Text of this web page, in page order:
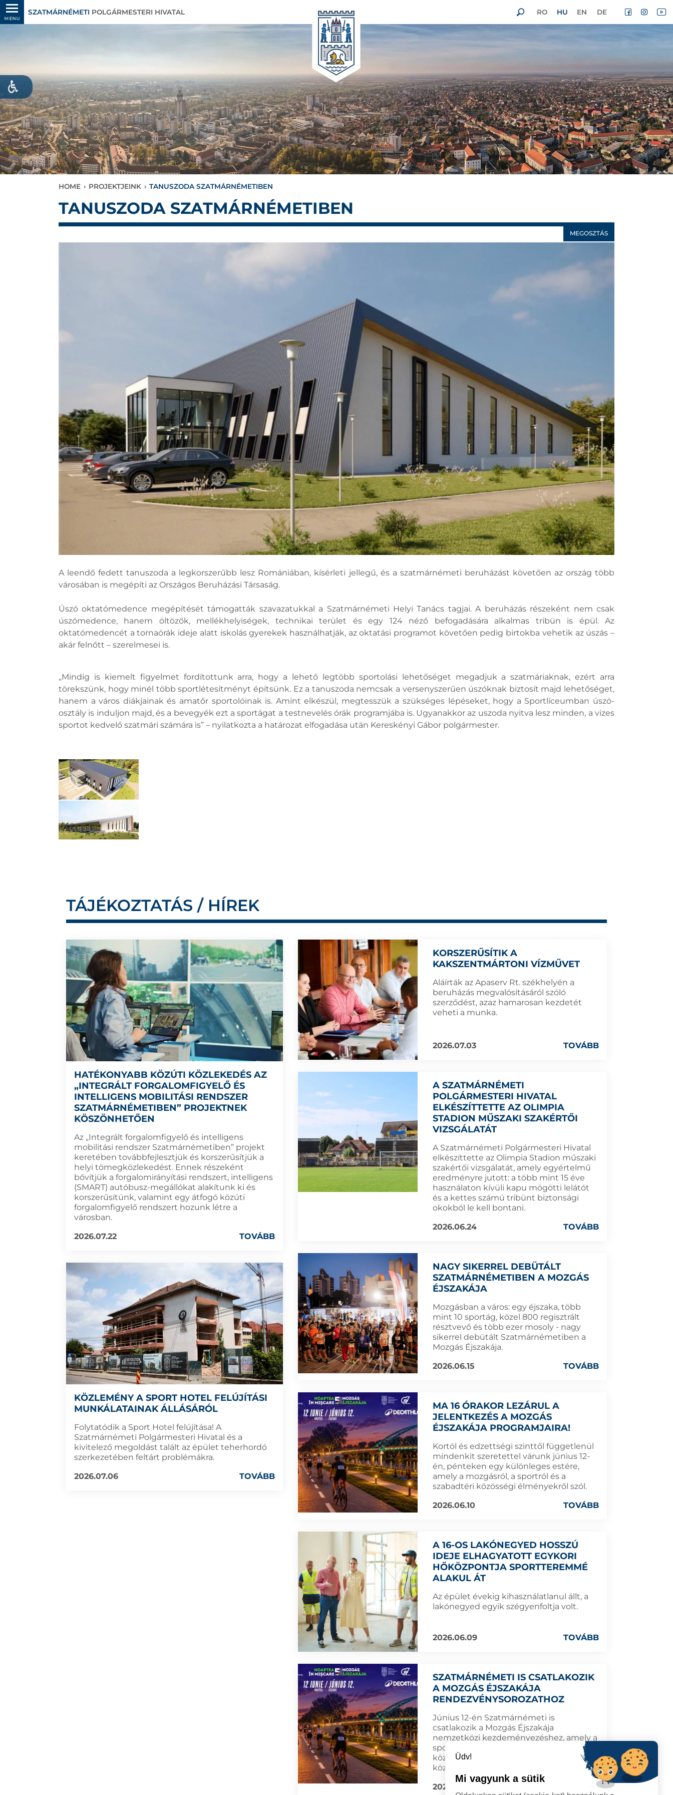
MENU
SZATMÁRNÉMETI POLGÁRMESTERI HIVATAL RO HU EN DE
HOME › PROJEKTJEINK › TANUSZODA SZATMÁRNÉMETIBEN
TANUSZODA SZATMÁRNÉMETIBEN
MEGOSZTÁS
A leendő fedett tanuszoda a legkorszerűbb lesz Romániában, kísérleti jellegű, és a szatmárnémeti beruházást követően az ország több
városában is megépíti az Országos Beruházási Társaság.
Úszó oktatómedence megépítését támogatták szavazatukkal a Szatmárnémeti Helyi Tanács tagjai. A beruházás részeként nem csak
úszómedence, hanem öltözők, mellékhelyiségek, technikai terület és egy 124 néző befogadására alkalmas tribün is épül. Az
oktatómedencét a tornaórák ideje alatt iskolás gyerekek használhatják, az oktatási programot követően pedig birtokba vehetik az úszás –
akár felnőtt – szerelmesei is.
„Mindig is kiemelt figyelmet fordítottunk arra, hogy a lehető legtöbb sportolási lehetőséget megadjuk a szatmáriaknak, ezért arra
törekszünk, hogy minél több sportlétesítményt építsünk. Ez a tanuszoda nemcsak a versenyszerűen úszóknak biztosít majd lehetőséget,
hanem a város diákjainak és amatőr sportolóinak is. Amint elkészül, megtesszük a szükséges lépéseket, hogy a Sportlíceumban úszó-
osztály is induljon majd, és a bevegyék ezt a sportágat a testnevelés órák programjába is. Ugyanakkor az uszoda nyitva lesz minden, a vizes
sportot kedvelő szatmári számára is” – nyilatkozta a határozat elfogadása után Kereskényi Gábor polgármester.
TÁJÉKOZTATÁS / HÍREK
HATÉKONYABB KÖZÚTI KÖZLEKEDÉS AZ
„INTEGRÁLT FORGALOMFIGYELŐ ÉS
INTELLIGENS MOBILITÁSI RENDSZER
SZATMÁRNÉMETIBEN” PROJEKTNEK
KÖSZÖNHETŐEN
Az „Integrált forgalomfigyelő és intelligens
mobilitási rendszer Szatmárnémetiben” projekt
keretében továbbfejlesztjük és korszerűsítjük a
helyi tömegközlekedést. Ennek részeként
bővítjük a forgalomirányítási rendszert, intelligens
(SMART) autóbusz-megállókat alakítunk ki és
korszerűsítünk, valamint egy átfogó közúti
forgalomfigyelő rendszert hozunk létre a
városban.
2026.07.22
TOVÁBB
KÖZLEMÉNY A SPORT HOTEL FELÚJÍTÁSI
MUNKÁLATAINAK ÁLLÁSÁRÓL
Folytatódik a Sport Hotel felújítása! A
Szatmárnémeti Polgármesteri Hivatal és a
kivitelező megoldást talált az épület teherhordó
szerkezetében feltárt problémákra.
2026.07.06
TOVÁBB
KORSZERŰSÍTIK A
KAKSZENTMÁRTONI VÍZMŰVET
Aláírták az Apaserv Rt. székhelyén a
beruházás megvalósításáról szóló
szerződést, azaz hamarosan kezdetét
veheti a munka.
2026.07.03 TOVÁBB
A SZATMÁRNÉMETI
POLGÁRMESTERI HIVATAL
ELKÉSZÍTTETTE AZ OLIMPIA
STADION MŰSZAKI SZAKÉRTŐI
VIZSGÁLATÁT
A Szatmárnémeti Polgármesteri Hivatal
elkészíttette az Olimpia Stadion műszaki
szakértői vizsgálatát, amely egyértelmű
eredményre jutott: a több mint 15 éve
használaton kívüli kapu mögötti lelátót
és a kettes számú tribünt biztonsági
okokból le kell bontani.
2026.06.24
TOVÁBB
NAGY SIKERREL DEBÜTÁLT
SZATMÁRNÉMETIBEN A MOZGÁS
ÉJSZAKÁJA
Mozgásban a város: egy éjszaka, több
mint 10 sportág, közel 800 regisztrált
résztvevő és több ezer mosoly - nagy
sikerrel debütált Szatmárnémetiben a
Mozgás Éjszakája.
2026.06.15
TOVÁBB
MA 16 ÓRAKOR LEZÁRUL A
JELENTKEZÉS A MOZGÁS
ÉJSZAKÁJA PROGRAMJAIRA!
Kortól és edzettségi szinttől függetlenül
mindenkit szeretettel várunk június 12-
én, pénteken egy különleges estére,
amely a mozgásról, a sportról és a
szabadtéri közösségi élményekről szól.
2026.06.10
TOVÁBB
A 16-OS LAKÓNEGYED HOSSZÚ
IDEJE ELHAGYATOTT EGYKORI
HŐKÖZPONTJA SPORTTEREMMÉ
ALAKUL ÁT
Az épület évekig kihasználatlanul állt, a
lakónegyed egyik szégyenfoltja volt.
2026.06.09 TOVÁBB
SZATMÁRNÉMETI IS CSATLAKOZIK
A MOZGÁS ÉJSZAKÁJA
RENDEZVÉNYSOROZATHOZ
Június 12-én Szatmárnémeti is
csatlakozik a Mozgás Éjszakája
nemzetközi kezdeményezéshez, amely a
sportot, az aktív életmódot és a
közösségi élményeket helyezi a
középpontba.
2026.06.09
TOVÁBB
Üdv!
Mi vagyunk a sütik